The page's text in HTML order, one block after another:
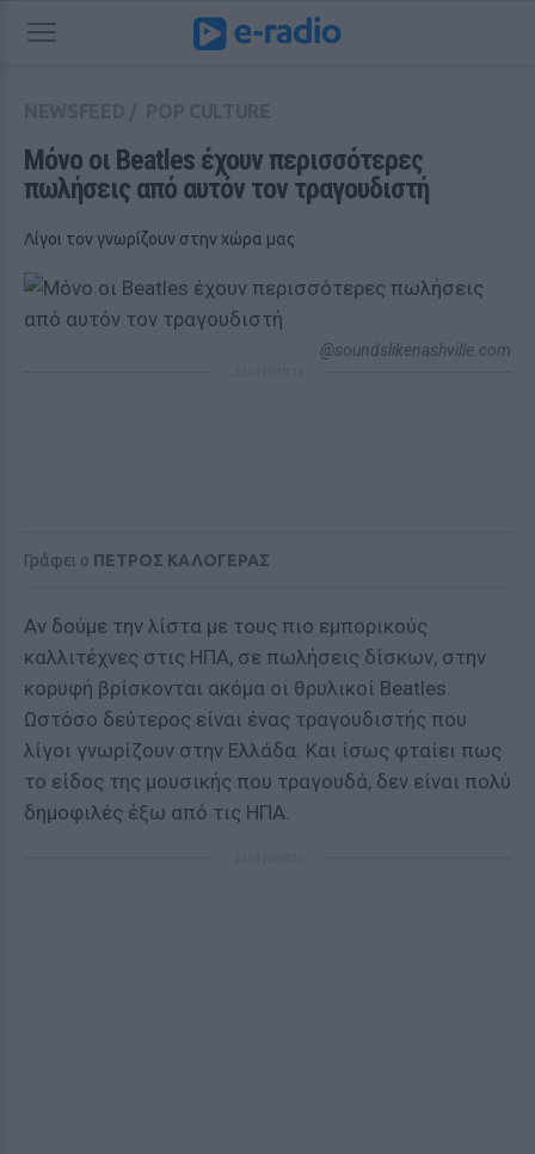
Mόνο οι Beatles έχουν περισσότερες
πωλήσεις από αυτόν τον τραγουδιστή
Λίγοι τον γνωρίζουν στην χώρα μας
@soundslikenashville.com
Γράφει ο ΠΕΤΡΟΣ ΚΑΛΟΓΕΡΑΣ
Αν δούμε την λίστα με τους πιο εμπορικούς
καλλιτέχνες στις ΗΠΑ, σε πωλήσεις δίσκων, στην
κορυφή βρίσκονται ακόμα οι θρυλικοί Beatles.
Ωστόσο δεύτερος είναι ένας τραγουδιστής που
λίγοι γνωρίζουν στην Ελλάδα. Και ίσως φταίει πως
το είδος της μουσικής που τραγουδά, δεν είναι πολύ
δημοφιλές έξω από τις ΗΠΑ.